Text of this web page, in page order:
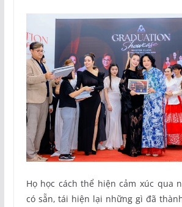
Họ học cách thể hiện cảm xúc qua
có sẵn, tái hiện lại những gì đã